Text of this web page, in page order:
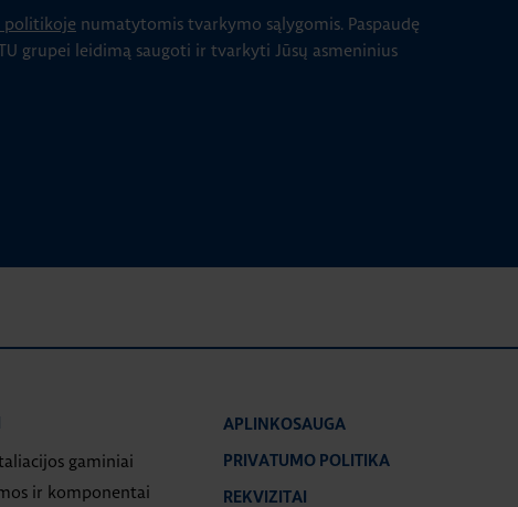
politikoje numatytomis tvarkymo sąlygomis. Paspaudę
grupei leidimą saugoti ir tvarkyti Jūsų asmeninius
gaminiai
ir komponentai
APLINKOSAUGA
PRIVATUMO POLITIKA
REKVIZITAI